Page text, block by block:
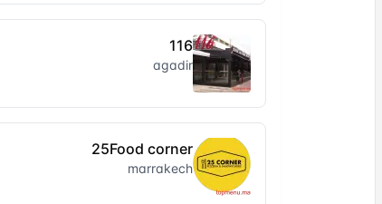
116
agadir
25Food corner
marrakech